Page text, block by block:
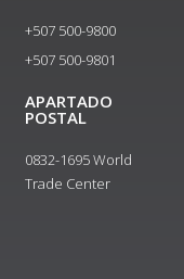
+507 500-9800
+507 500-9801​
APARTADO
POSTAL
0832-1695 World
Trade Center